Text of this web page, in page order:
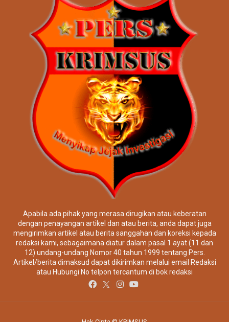
Apabila ada pihak yang merasa dirugikan atau keberatan
dengan penayangan artikel dan atau berita, anda dapat juga
mengirimkan artikel atau berita sanggahan dan koreksi kepada
redaksi kami, sebagaimana diatur dalam pasal 1 ayat (11 dan
12) undang-undang Nomor 40 tahun 1999 tentang Pers.
Artikel/berita dimaksud dapat dikirimkan melalui email Redaksi
atau Hubungi No telpon tercantum di bok redaksi